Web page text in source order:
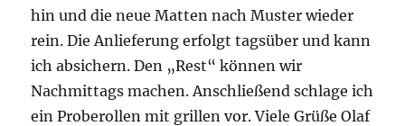
hin und die neue Matten nach Muster wieder
rein. Die Anlieferung erfolgt tagsüber und kann
ich absichern. Den „Rest“ können wir
Nachmittags machen. Anschließend schlage ich
ein Proberollen mit grillen vor. Viele Grüße Olaf